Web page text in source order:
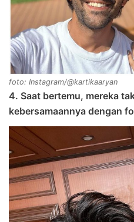
foto: Instagram/@kartikaaryan
4. Saat bertemu, mereka
kebersamaannya dengan